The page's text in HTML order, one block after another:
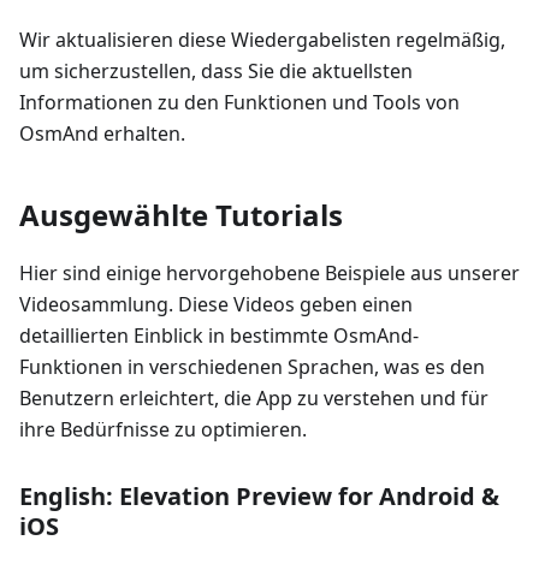
Wir aktualisieren diese Wiedergabelisten regelmäßig,
um sicherzustellen, dass Sie die aktuellsten
Informationen zu den Funktionen und Tools von
OsmAnd erhalten.
Ausgewählte Tutorials
Hier sind einige hervorgehobene Beispiele aus unserer
Videosammlung. Diese Videos geben einen
detaillierten Einblick in bestimmte OsmAnd-
Funktionen in verschiedenen Sprachen, was es den
Benutzern erleichtert, die App zu verstehen und für
ihre Bedürfnisse zu optimieren.
English: Elevation Preview for Android &
iOS